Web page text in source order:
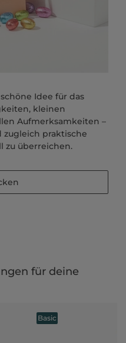
Idee für das
kleinen
Aufmerksamkeiten –
praktische
zu überreichen.
für deine
Basic